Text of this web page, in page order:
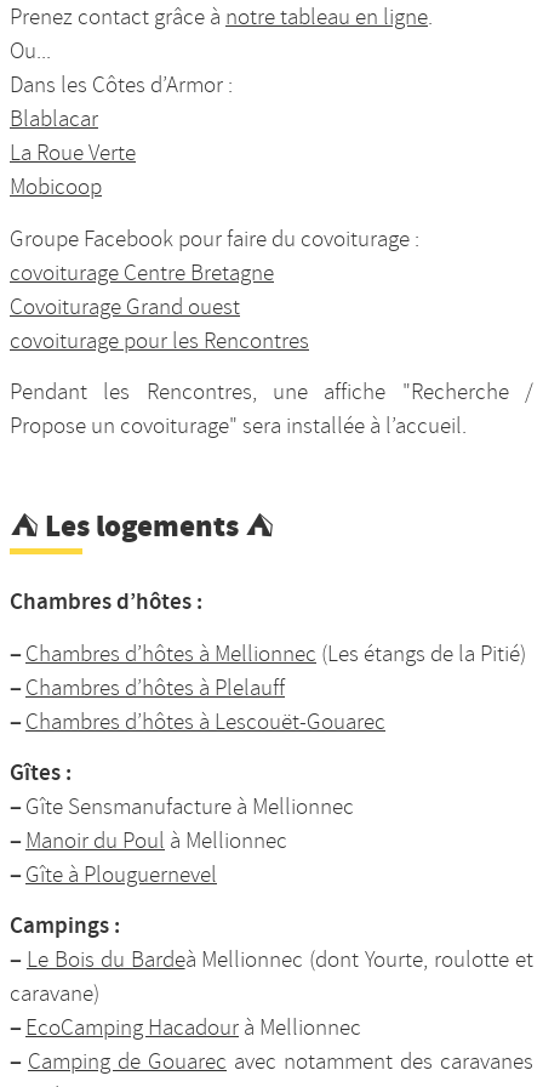
Prenez contact grâce à notre tableau en ligne.
Ou...
Dans les Côtes d’Armor :
Blablacar
La Roue Verte
Mobicoop
Groupe Facebook pour faire du covoiturage :
covoiturage Centre Bretagne
Covoiturage Grand ouest
covoiturage pour les Rencontres
Pendant les Rencontres, une affiche "Recherche /
Propose un covoiturage" sera installée à l’accueil.
⛺ Les logements ⛺
Chambres d’hôtes :
– Chambres d’hôtes à Mellionnec (Les étangs de la Pitié)
– Chambres d’hôtes à Plelauff
– Chambres d’hôtes à Lescouët-Gouarec
Gîtes :
–Gîte Sensmanufacture à Mellionnec
– Manoir du Poul à Mellionnec
– Gîte à Plouguernevel
Campings :
– Le Bois du Bardeà Mellionnec (dont Yourte, roulotte et
caravane)
– EcoCamping Hacadour à Mellionnec
– Camping de Gouarec avec notamment des caravanes